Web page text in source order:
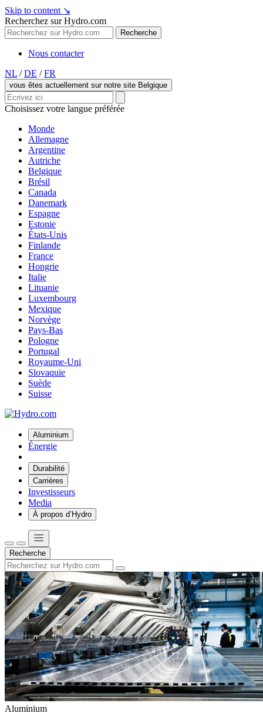
Skip to content ↘
Recherchez sur Hydro.com
Recherche
Nous contacter
NL / DE / FR
vous êtes actuellement sur notre site Belgique
Choisissez votre langue préférée
Monde
Allemagne
Argentine
Autriche
Belgique
Brésil
Canada
Danemark
Espagne
Estonie
États-Unis
Finlande
France
Hongrie
Italie
Lituanie
Luxembourg
Mexique
Norvège
Pays-Bas
Pologne
Portugal
Royaume-Uni
Slovaquie
Suède
Suisse
Aluminium
Énergie
Durabilité
Carrières
Investisseurs
Media
À propos d’Hydro
Recherche
Aluminium